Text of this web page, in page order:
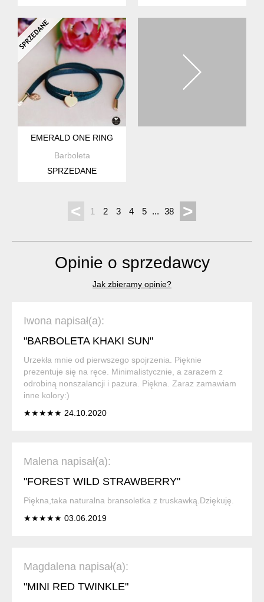
EMERALD ONE RING
Barboleta
SPRZEDANE
< 1 2 3 4 5 ... 38 >
Opinie o sprzedawcy
Jak zbieramy opinie?
Iwona napisał(a):
"BARBOLETA KHAKI SUN"
Urzekła mnie od pierwszego spojrzenia. Pięknie
prezentuje się na ręce. Minimalistycznie, a zarazem z
odrobiną nonszalancji i pazura. Piękna. Zaraz zamawiam
inne kolory:)
★★★★★ 24.10.2020
Malena napisał(a):
"FOREST WILD STRAWBERRY"
Piękna,taka naturalna bransoletka z truskawką.Dziękuję.
★★★★★ 03.06.2019
Magdalena napisał(a):
"MINI RED TWINKLE"